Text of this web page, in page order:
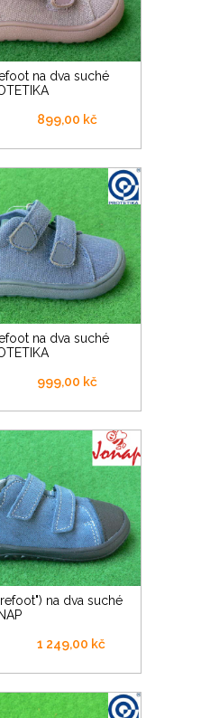
899,00 kč
999,00 kč
1 249,00 kč